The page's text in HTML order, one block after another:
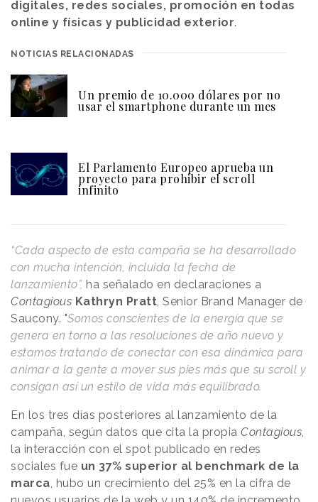
digitales, redes sociales, promoción en todas
online y físicas y publicidad exterior.
NOTICIAS RELACIONADAS
Un premio de 10.000 dólares por no
usar el smartphone durante un mes
El Parlamento Europeo aprueba un
proyecto para prohibir el scroll
infinito
“Cada aspecto de esta campaña se ha desarrollado
con mucha intención, incluida la fecha de
lanzamiento”, ha señalado en declaraciones a
Contagious Kathryn Pratt , Senior Brand Manager de
Saucony. "Somos conscientes de la energía que se
genera en torno a las resoluciones de año nuevo y
estamos tratando de conectar con esa dinámica para
animar a la gente a mover sus pies más que su scroll y
consigan así un estilo de vida más equilibrado.
En los tres días posteriores al lanzamiento de la
campaña, según datos que cita la propia Contagious
la interacción con el spot publicado en redes
sociales fue un 37% superior al benchmark de la
marca , hubo un crecimiento del 25% en la cifra de